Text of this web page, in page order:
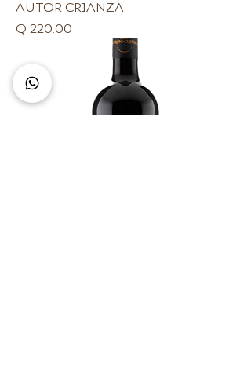
AUTOR CRIANZA
Precio
Q 220.00